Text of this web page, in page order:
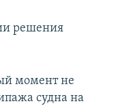
решения
момент не
судна на